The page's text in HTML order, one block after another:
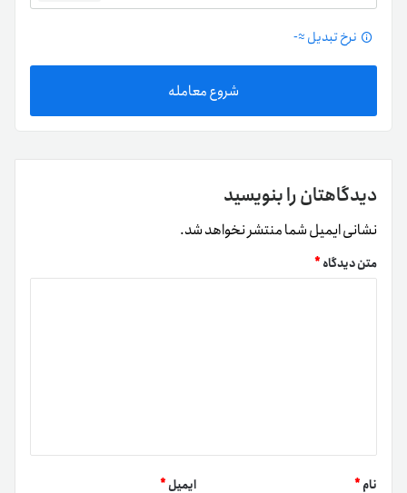
نرخ تبدیل ≈-
شروع معامله
دیدگاهتان را بنویسید
نشانی ایمیل شما منتشر نخواهد شد.
متن دیدگاه*
نام* ایمیل*